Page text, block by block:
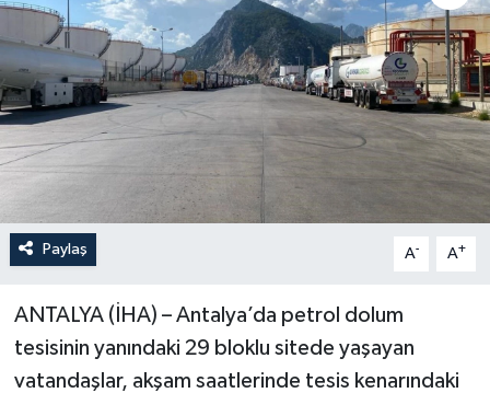
Paylaş A- A+
ANTALYA (İHA) – Antalya’da petrol dolum
tesisinin yanındaki 29 bloklu sitede yaşayan
vatandaşlar, akşam saatlerinde tesis kenarındaki